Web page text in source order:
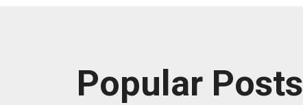
Popular Posts